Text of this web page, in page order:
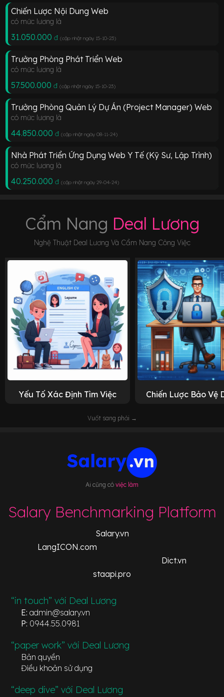
Chiến Lược Nội Dung Web
có mức lương là
31.050.000 đ (cập nhật ngày 15-10-23)
Trưởng Phòng Phát Triển Web
có mức lương là
57.500.000 đ (cập nhật ngày 15-10-23)
Trưởng Phòng Quản Lý Dự Án (Project Manager) Web
có mức lương là
44.850.000 đ (cập nhật ngày 08-11-24)
Nhà Phát Triển Ứng Dụng Web Y Tế (Kỹ Sư, Lập Trình)
có mức lương là
40.250.000 đ (cập nhật ngày 29-04-24)
Cẩm Nang Deal Lương
Nghệ Thuật Deal Lương Và Cẩm Nang Công Việc
Yếu Tố Xác Định Tìm Việc Chiến Lược Bảo Vệ
Vuốt sang phải →
Ai cũng có việc làm
Salary Benchmarking Platform
Salary.vn
LangICON.com
Dict.vn
staapi.pro
“in touch” với Deal Lương
E: admin@salary.vn
P: 0944.55.0981
“paper work” với Deal Lương
Bản quyền
Điều khoản sử dụng
“deep dive” với Deal Lương